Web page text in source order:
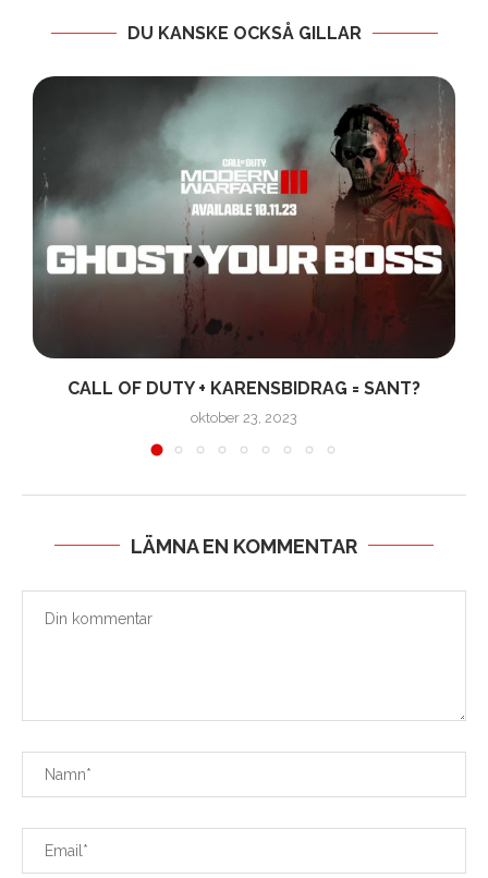
DU KANSKE OCKSÅ GILLAR
CALL OF DUTY + KARENSBIDRAG = SANT?
oktober 23, 2023
LÄMNA EN KOMMENTAR